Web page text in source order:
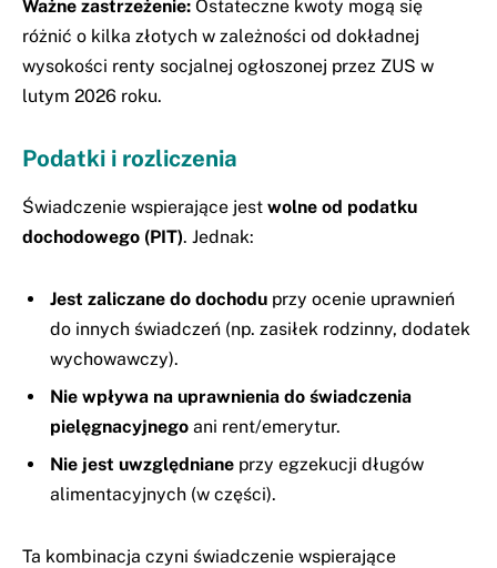
Ważne zastrzeżenie: Ostateczne kwoty mogą się
różnić o kilka złotych w zależności od dokładnej
wysokości renty socjalnej ogłoszonej przez ZUS w
lutym 2026 roku.
Podatki i rozliczenia
Świadczenie wspierające jest wolne od podatku
dochodowego (PIT). Jednak:
Jest zaliczane do dochodu przy ocenie uprawnień
do innych świadczeń (np. zasiłek rodzinny, dodatek
wychowawczy).
Nie wpływa na uprawnienia do świadczenia
pielęgnacyjnego ani rent/emerytur.
Nie jest uwzględniane przy egzekucji długów
alimentacyjnych (w części).
Ta kombinacja czyni świadczenie wspierające